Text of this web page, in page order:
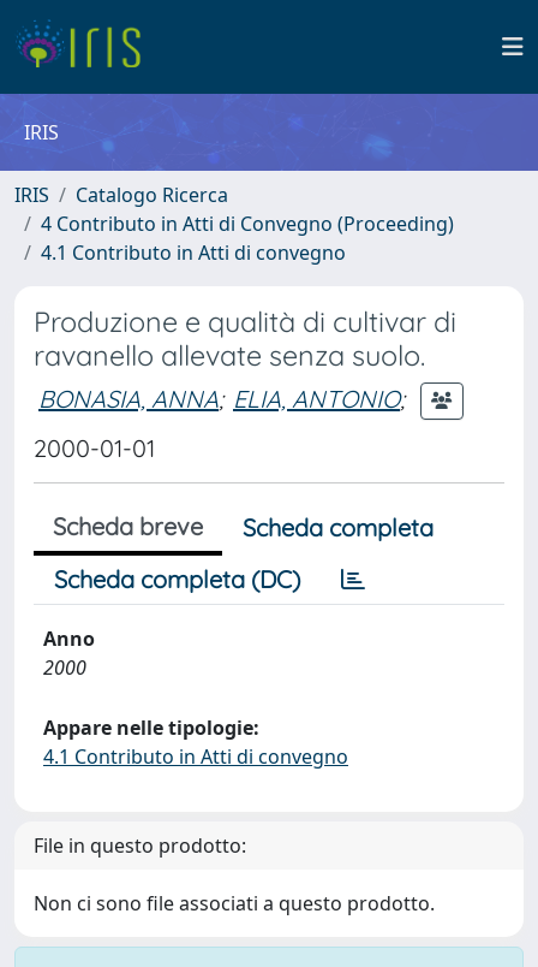
IRIS
IRIS
Catalogo Ricerca
4 Contributo in Atti di Convegno (Proceeding)
4.1 Contributo in Atti di convegno
Produzione e qualità di cultivar di
ravanello allevate senza suolo.
BONASIA, ANNA; ELIA, ANTONIO;
2000-01-01
Scheda breve
Scheda completa
Scheda completa (DC)
Anno
2000
Appare nelle tipologie:
4.1 Contributo in Atti di convegno
File in questo prodotto:
Non ci sono file associati a questo prodotto.